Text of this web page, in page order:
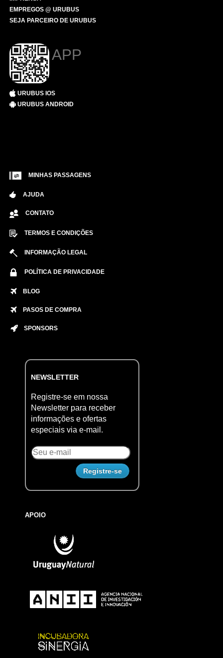
EMPREGOS @ URUBUS
SEJA PARCEIRO DE URUBUS
APP
URUBUS IOS
URUBUS ANDROID
MINHAS PASSAGENS
AJUDA
CONTATO
TERMOS E CONDIÇÕES
INFORMAÇÃO LEGAL
POLÍTICA DE PRIVACIDADE
BLOG
PASOS DE COMPRA
SPONSORS
NEWSLETTER
Registre-se em nossa
Newsletter para receber
informações e ofertas
especiais via e-mail.
APOIO